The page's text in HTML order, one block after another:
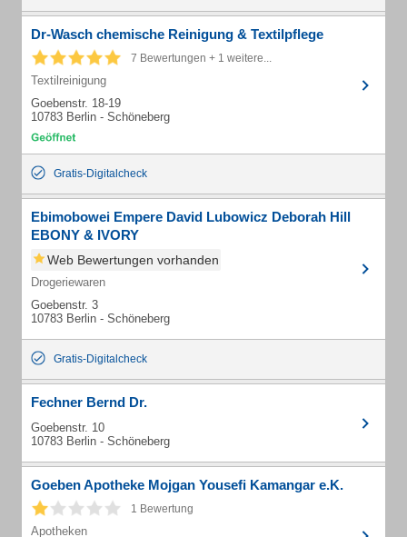
Dr-Wasch chemische Reinigung & Textilpflege
7 Bewertungen + 1 weitere...
Textilreinigung
Goebenstr. 18-19
10783 Berlin - Schöneberg
Gratis-Digitalcheck
Ebimobowei Empere David Lubowicz Deborah Hill
EBONY & IVORY
Web Bewertungen vorhanden
Drogeriewaren
Goebenstr. 3
10783 Berlin - Schöneberg
Gratis-Digitalcheck
Fechner Bernd Dr.
Goebenstr. 10
10783 Berlin - Schöneberg
Goeben Apotheke Mojgan Yousefi Kamangar e.K.
1 Bewertung
Apotheken